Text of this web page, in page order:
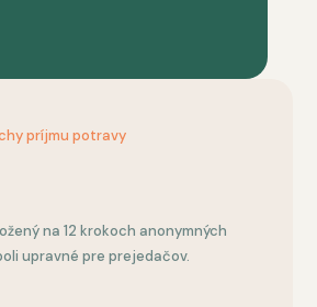
na 12 krokoch anonymných
upravné pre prejedačov.